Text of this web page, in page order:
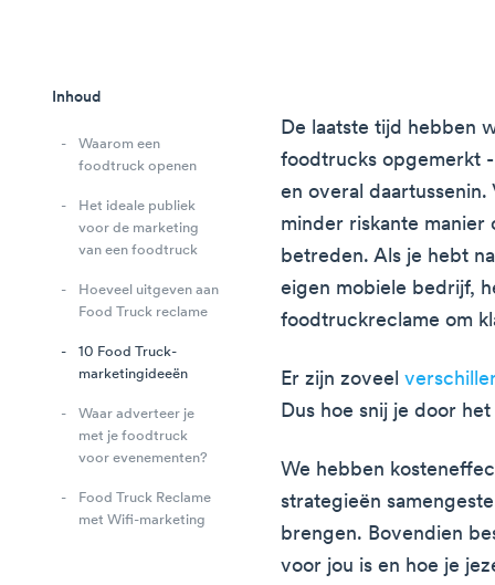
Inhoud
Waarom een
foodtruck openen
Het ideale publiek
voor de marketing
van een foodtruck
Hoeveel uitgeven aan
Food Truck reclame
10 Food Truck-
marketingideeën
Waar adverteer je
met je foodtruck
voor evenementen?
Food Truck Reclame
met Wifi-marketing
De laatste tijd hebben
foodtrucks opgemerkt
en overal
minder riskante
betreden. Als je hebt
eigen mobiele bedrijf,
foodtruckreclame om
Er zijn zoveel
Dus hoe snij je door
We hebben
strategieën
brengen. Bovendien
voor jou is en hoe je